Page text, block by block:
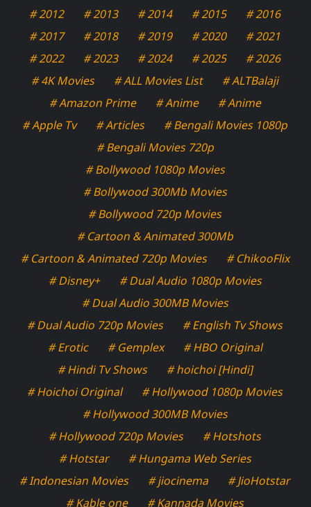
# 2012
# 2013 # 2014 # 2015
# 2016
# 2017
# 2018 # 2019 # 2020
# 2021
# 2022
# 2023 # 2024 # 2025
# 2026
# 4K Movies
# ALL Movies List
# ALTBalaji
# Amazon Prime
# Anime
# Anime
# Apple Tv
# Articles
# Bengali Movies 1080p
# Bengali Movies 720p
# Bollywood 1080p Movies
# Bollywood 300Mb Movies
# Bollywood 720p Movies
# Cartoon & Animated 300Mb
# Cartoon & Animated 720p Movies
# ChikooFlix
# Disney+
# Dual Audio 1080p Movies
# Dual Audio 300MB Movies
# Dual Audio 720p Movies
# English Tv Shows
# Erotic
# Gemplex
# HBO Original
# Hindi Tv Shows
# hoichoi [Hindi]
# Hoichoi Original
# Hollywood 1080p Movies
# Hollywood 300MB Movies
# Hollywood 720p Movies
# Hotshots
# Hotstar
# Hungama Web Series
# Indonesian Movies
# jiocinema
# JioHotstar
# Kable one
# Kannada Movies